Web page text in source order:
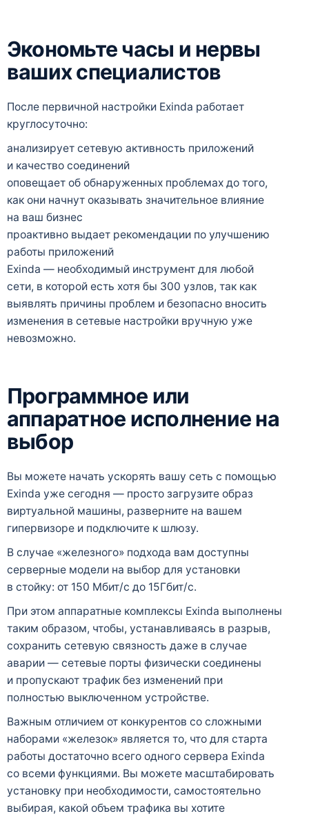
Экономьте часы и нервы
ваших специалистов
После первичной настройки Exinda работает
круглосуточно:
анализирует сетевую активность приложений
и качество соединений
оповещает об обнаруженных проблемах до того,
как они начнут оказывать значительное влияние
на ваш бизнес
проактивно выдает рекомендации по улучшению
работы приложений
Exinda — необходимый инструмент для любой
сети, в которой есть хотя бы 300 узлов, так как
выявлять причины проблем и безопасно вносить
изменения в сетевые настройки вручную уже
невозможно.
Программное или
аппаратное исполнение на
выбор
Вы можете начать ускорять вашу сеть с помощью
Exinda уже сегодня — просто загрузите образ
виртуальной машины, разверните на вашем
гипервизоре и подключите к шлюзу.
В случае «железного» подхода вам доступны
серверные модели на выбор для установки
в стойку: от 150 Мбит/с до 15Гбит/с.
При этом аппаратные комплексы Exinda выполнены
таким образом, чтобы, устанавливаясь в разрыв,
сохранить сетевую связность даже в случае
аварии — сетевые порты физически соединены
и пропускают трафик без изменений при
полностью выключенном устройстве.
Важным отличием от конкурентов со сложными
наборами «железок» является то, что для старта
работы достаточно всего одного сервера Exinda
со всеми функциями. Вы можете масштабировать
установку при необходимости, самостоятельно
выбирая, какой объем трафика вы хотите